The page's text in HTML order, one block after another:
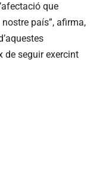
que
país”, afirma,
de seguir exercint